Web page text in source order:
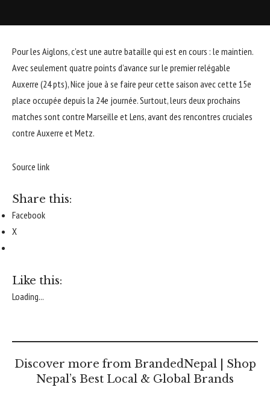
Pour les Aiglons, c’est une autre bataille qui est en cours : le maintien.
Avec seulement quatre points d’avance sur le premier relégable
Auxerre (24 pts), Nice joue à se faire peur cette saison avec cette 15e
place occupée depuis la 24e journée. Surtout, leurs deux prochains
matches sont contre Marseille et Lens, avant des rencontres cruciales
contre Auxerre et Metz.
Source link
Share this:
Facebook
X
Like this:
Loading...
Discover more from BrandedNepal | Shop
Nepal’s Best Local & Global Brands